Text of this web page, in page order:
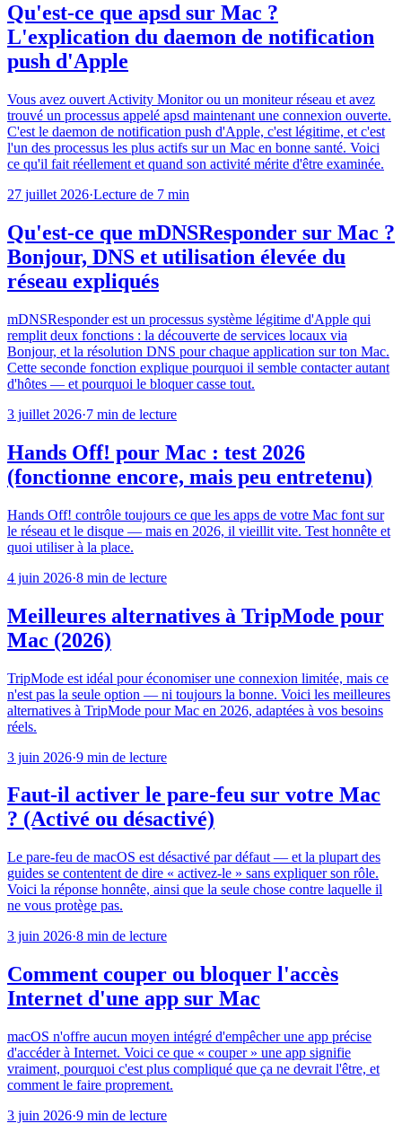
Qu'est-ce que apsd sur Mac ?
L'explication du daemon de notification
push d'Apple
Vous avez ouvert Activity Monitor ou un moniteur réseau et avez
trouvé un processus appelé apsd maintenant une connexion ouverte.
C'est le daemon de notification push d'Apple, c'est légitime, et c'est
l'un des processus les plus actifs sur un Mac en bonne santé. Voici
ce qu'il fait réellement et quand son activité mérite d'être examinée.
27 juillet 2026·Lecture de 7 min
Qu'est-ce que mDNSResponder sur Mac ?
Bonjour, DNS et utilisation élevée du
réseau expliqués
mDNSResponder est un processus système légitime d'Apple qui
remplit deux fonctions : la découverte de services locaux via
Bonjour, et la résolution DNS pour chaque application sur ton Mac.
Cette seconde fonction explique pourquoi il semble contacter autant
d'hôtes — et pourquoi le bloquer casse tout.
3 juillet 2026·7 min de lecture
Hands Off! pour Mac : test 2026
(fonctionne encore, mais peu entretenu)
Hands Off! contrôle toujours ce que les apps de votre Mac font sur
le réseau et le disque — mais en 2026, il vieillit vite. Test honnête et
quoi utiliser à la place.
4 juin 2026·8 min de lecture
Meilleures alternatives à TripMode pour
Mac (2026)
TripMode est idéal pour économiser une connexion limitée, mais ce
n'est pas la seule option — ni toujours la bonne. Voici les meilleures
alternatives à TripMode pour Mac en 2026, adaptées à vos besoins
réels.
3 juin 2026·9 min de lecture
Faut-il activer le pare-feu sur votre Mac
? (Activé ou désactivé)
Le pare-feu de macOS est désactivé par défaut — et la plupart des
guides se contentent de dire « activez-le » sans expliquer son rôle.
Voici la réponse honnête, ainsi que la seule chose contre laquelle il
ne vous protège pas.
3 juin 2026·8 min de lecture
Comment couper ou bloquer l'accès
Internet d'une app sur Mac
macOS n'offre aucun moyen intégré d'empêcher une app précise
d'accéder à Internet. Voici ce que « couper » une app signifie
vraiment, pourquoi c'est plus compliqué que ça ne devrait l'être, et
comment le faire proprement.
3 juin 2026·9 min de lecture